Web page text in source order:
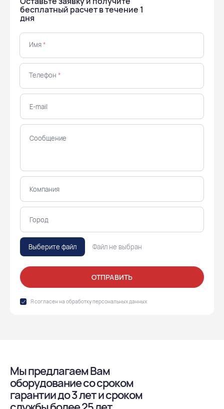
бесплатный расчет в течение 1
дня
Имя*
Телефон *
Выберите файл Файл не выбран
ОТПРАВИТЬ
Я согласен на обработкуперсональных данных
Мы предлагаем Вам
оборудование со сроком
гарантии до 3 лет и сроком